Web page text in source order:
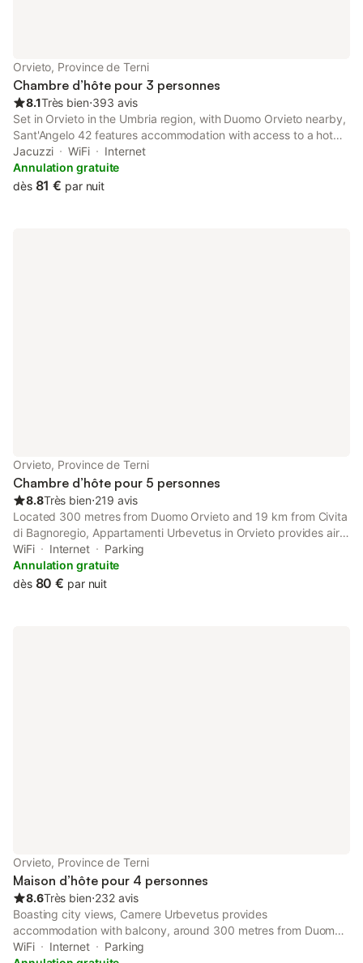
Orvieto, Province de Terni
Chambre d’hôte pour 3 personnes
8.1Très bien⋅393 avis
Set in Orvieto in the Umbria region, with Duomo Orvieto nearby,
Sant'Angelo 42 features accommodation with access to a hot
tub. There is a private entrance at the bed and breakfast for the
convenience of those who stay.
Jacuzzi WiFi
Internet
Annulation gratuite
dès 81 € par nuit
Orvieto, Province de Terni
Chambre d’hôte pour 5 personnes
8.8Très bien⋅219 avis
Located 300 metres from Duomo Orvieto and 19 km from Civita
di Bagnoregio, Appartamenti Urbevetus in Orvieto provides air-
conditioned accommodation with views of the city and free
WiFi.
WiFi Internet
Parking
Annulation gratuite
dès 80 € par nuit
Orvieto, Province de Terni
Maison d’hôte pour 4 personnes
8.6Très bien⋅232 avis
Boasting city views, Camere Urbevetus provides
accommodation with balcony, around 300 metres from Duomo
Orvieto. The property has quiet street views and is 19 km from
WiFi Internet
Parking